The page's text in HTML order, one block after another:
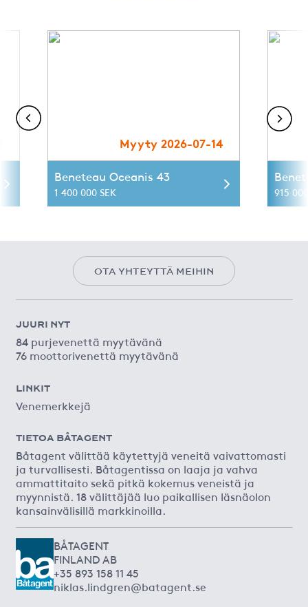
Myyty 2026-07-14
Beneteau Oceanis 43
1 400 000 SEK 915
OTA YHTEYTTÄ MEIHIN
JUURI NYT
84 purjevenettä myytävänä
76 moottorivenettä myytävänä
LINKIT
Venemerkkejä
TIETOA BÅTAGENT
Båtagent välittää käytettyjä veneitä vaivattomasti
ja turvallisesti. Båtagentissa on laaja ja vahva
ammattitaito sekä pitkä kokemus veneistä ja
myynnistä. 18 välittäjää luo paikallisen läsnäolon
kansainvälisillä markkinoilla.
BÅTAGENT
FINLAND AB
+35 893 158 11 45
niklas.lindgren@batagent.se